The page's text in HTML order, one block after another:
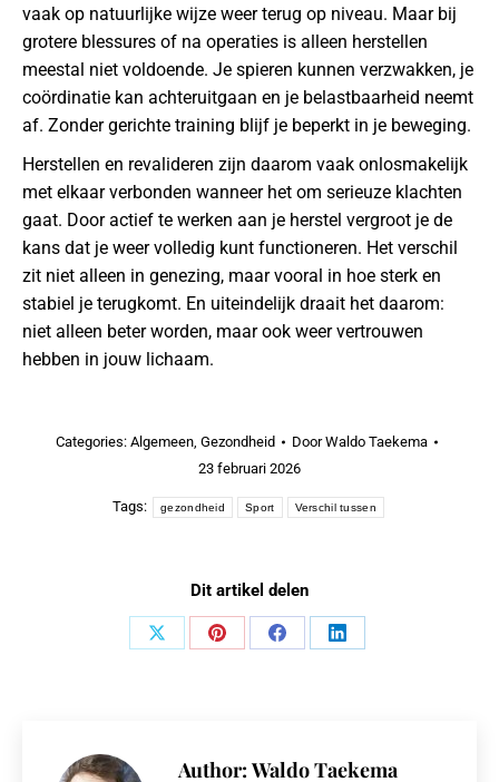
vaak op natuurlijke wijze weer terug op niveau. Maar bij
grotere blessures of na operaties is alleen herstellen
meestal niet voldoende. Je spieren kunnen verzwakken, je
coördinatie kan achteruitgaan en je belastbaarheid neemt
af. Zonder gerichte training blijf je beperkt in je beweging.
Herstellen en revalideren zijn daarom vaak onlosmakelijk
met elkaar verbonden wanneer het om serieuze klachten
gaat. Door actief te werken aan je herstel vergroot je de
kans dat je weer volledig kunt functioneren. Het verschil
zit niet alleen in genezing, maar vooral in hoe sterk en
stabiel je terugkomt. En uiteindelijk draait het daarom:
niet alleen beter worden, maar ook weer vertrouwen
hebben in jouw lichaam.
Categories: Algemeen, Gezondheid DoorWaldo Taekema
23 februari 2026
Tags: gezondheid Sport Verschil tussen
Dit artikel delen
Share
Share
Share
Share
Author: Waldo Taekema